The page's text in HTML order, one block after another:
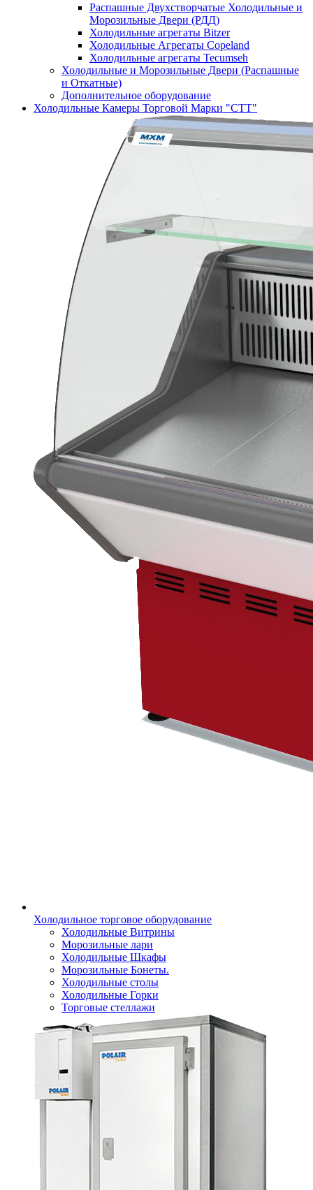
Распашные Двухстворчатые Холодильные и
Морозильные Двери (РДД)
Холодильные агрегаты Bitzer
Холодильные Агрегаты Copeland
Холодильные агрегаты Tecumseh
Холодильные и Морозильные Двери (Распашные
и Откатные)
Дополнительное оборудование
Холодильные Камеры Торговой Марки "СТТ"
Холодильное торговое оборудование
Холодильные Витрины
Морозильные лари
Холодильные Шкафы
Морозильные Бонеты.
Холодильные столы
Холодильные Горки
Торговые стеллажи